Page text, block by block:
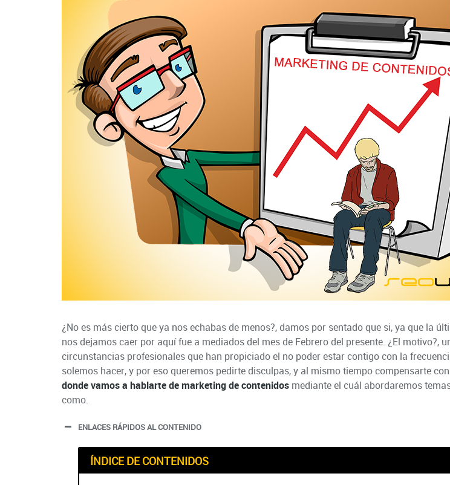
¿No es más cierto que ya nos echabas de menos?, damos por sentado que si, ya que la
nos dejamos caer por aquí fue a mediados del mes de Febrero del presente. ¿El motivo?,
circunstancias profesionales que han propiciado el no poder estar contigo con la
solemos hacer, y por eso queremos pedirte disculpas, y al mismo tiempo compensarte con
donde vamos a hablarte de marketing de contenidos mediante el cuál abordaremos
como.
ENLACES RÁPIDOS AL CONTENIDO
ÍNDICE DE CONTENIDOS